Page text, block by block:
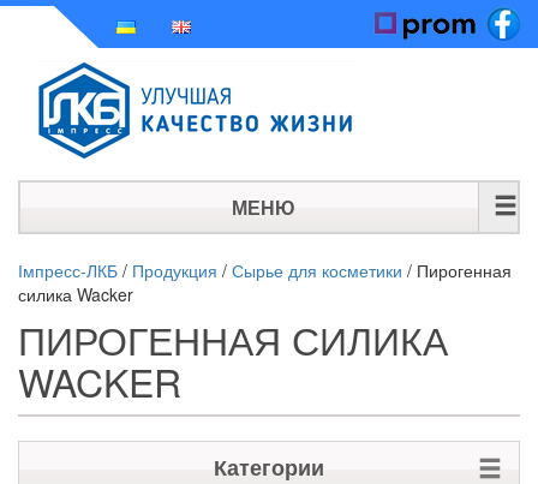
МЕНЮ
ПРОДУКЦИЯ
НОВОСТИ
КОНТАКТЫ
Імпресс-ЛКБ / Продукция / Сырье для косметики / Пирогенная
силика Wacker
ПИРОГЕННАЯ СИЛИКА
WACKER
Категории